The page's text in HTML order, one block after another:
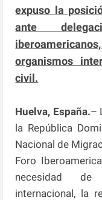
expuso la
ante
organismos
civil.
Huelva, España.–
la República
Nacional de
Foro
necesidad
internacional, la